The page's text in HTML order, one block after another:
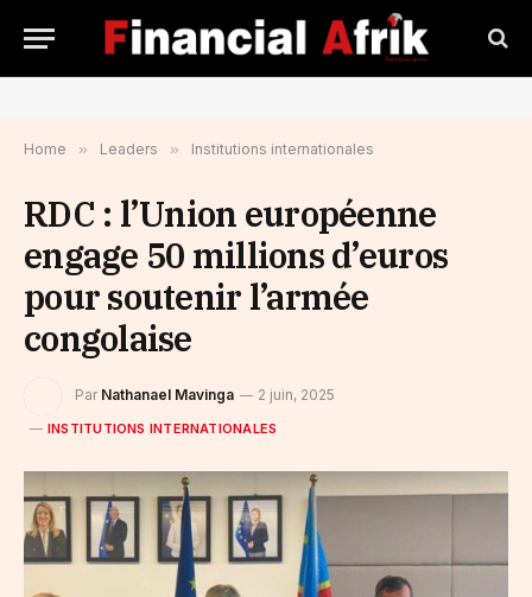
Home » Leaders » Institutions internationales
RDC : l’Union européenne
engage 50 millions d’euros
pour soutenir l’armée
congolaise
Par Nathanael Mavinga 2 juin, 2025
INSTITUTIONS INTERNATIONALES